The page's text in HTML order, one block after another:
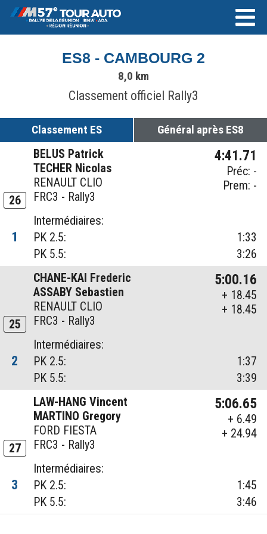
ES8 - CAMBOURG 2
8,0 km
Classement officiel Rally3
Classement ES Général après ES8
26
BELUS Patrick
TECHER Nicolas
RENAULT CLIO
FRC3 - Rally3
4:41.71
Préc: -
Prem: -
1
Intermédiaires:
PK 2.5:
1:33
PK 5.5:
3:26
25
CHANE-KAI Frederic
ASSABY Sebastien
RENAULT CLIO
FRC3 - Rally3
5:00.16
+ 18.45
+ 18.45
2
Intermédiaires:
PK 2.5:
1:37
PK 5.5:
3:39
27
LAW-HANG Vincent
MARTINO Gregory
FORD FIESTA
FRC3 - Rally3
5:06.65
+ 6.49
+ 24.94
3
Intermédiaires:
PK 2.5:
1:45
PK 5.5:
3:46